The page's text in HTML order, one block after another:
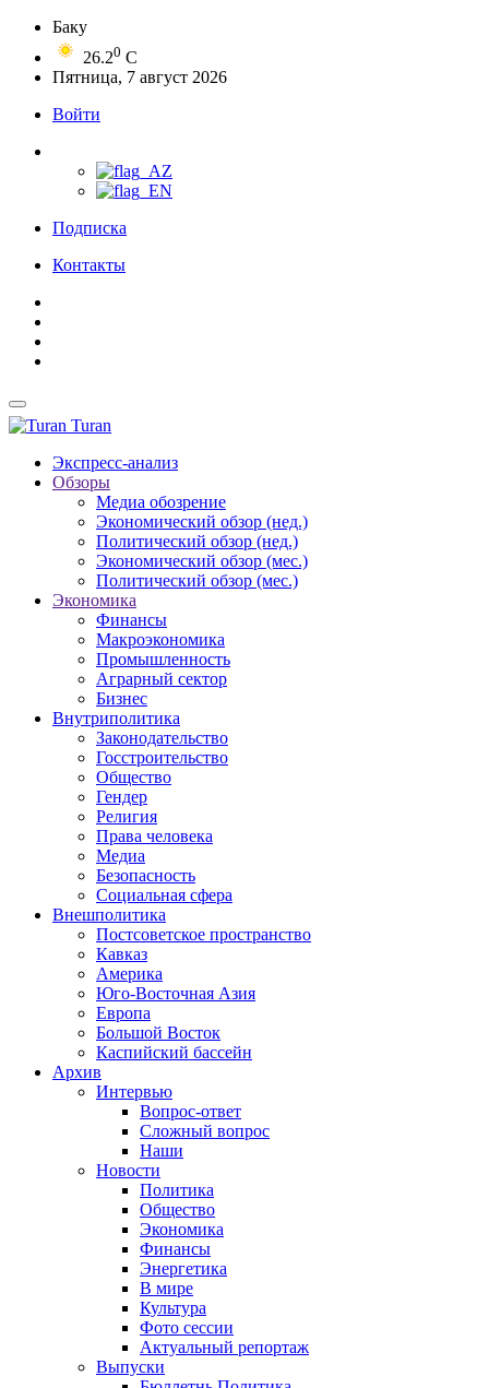
Баку
26.20 C
Пятница, 7 август 2026
Войти
Подписка
Контакты
Turan
Экспресс-анализ
Обзоры
Медиа обозрение
Экономический обзор (нед.)
Политический обзор (нед.)
Экономический обзор (мес.)
Политический обзор (мес.)
Экономика
Финансы
Макроэкономика
Промышленность
Аграрный сектор
Бизнес
Внутриполитика
Законодательство
Госстроительство
Общество
Гендер
Религия
Права человека
Медиа
Безопасность
Социальная сфера
Внешполитика
Постсоветское пространство
Кавказ
Америка
Юго-Восточная Азия
Европа
Большой Восток
Каспийский бассейн
Архив
Интервью
Вопрос-ответ
Сложный вопрос
Наши
Новости
Политика
Общество
Экономика
Финансы
Энергетика
В мире
Культура
Фото сессии
Актуальный репортаж
Выпуски